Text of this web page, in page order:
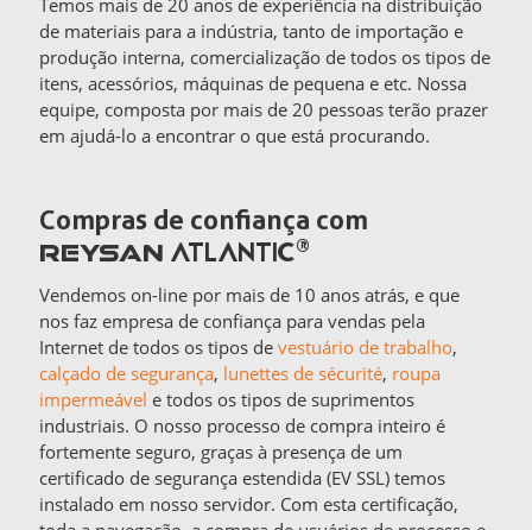
Temos mais de 20 anos de experiência na distribuição
de materiais para a indústria, tanto de importação e
produção interna, comercialização de todos os tipos de
itens, acessórios, máquinas de pequena e etc. Nossa
equipe, composta por mais de 20 pessoas terão prazer
em ajudá-lo a encontrar o que está procurando.
Compras de confiança com
REYSAN ATLANTIC®
Vendemos on-line por mais de 10 anos atrás, e que
nos faz empresa de confiança para vendas pela
Internet de todos os tipos devestuário de trabalho,
calçado de segurança, lunettes de sécurité, roupa
impermeável e todos os tipos de suprimentos
industriais. O nosso processo de compra inteiro é
fortemente seguro, graças à presença de um
certificado de segurança estendida (EV SSL) temos
instalado em nosso servidor. Com esta certificação,